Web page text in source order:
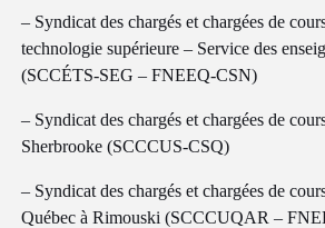
– Syndicat des chargés et chargées de
technologie supérieure – Service des
(SCCÉTS-SEG – FNEEQ-CSN)
– Syndicat des chargés et chargées de
Sherbrooke (SCCCUS-CSQ)
– Syndicat des chargés et chargées de
Québec à Rimouski (SCCCUQAR –